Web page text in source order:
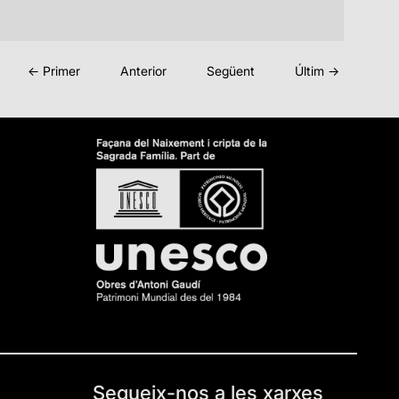
← Primer Anterior Següent Últim →
Segueix-nos a les xarxes